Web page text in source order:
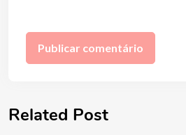
Related Post